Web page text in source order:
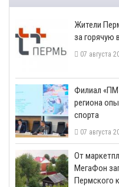
​Жители
за горячую
07 августа
​Филиал
региона
спорта
07 августа
От
МегаФон
Пермского